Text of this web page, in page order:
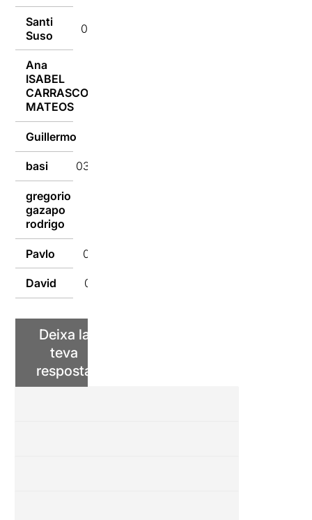
Santi
Suso
03/02/2018
Ana
ISABEL
CARRASCO
MATEOS
Guillermo
basi 03/02/2018
gregorio
gazapo
rodrigo
Pavlo 02/02/2018
David 02/02/2018
Deixa la
teva
resposta